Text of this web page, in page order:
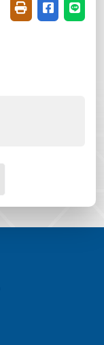
友善列印(開新視
分享至臉書
分享